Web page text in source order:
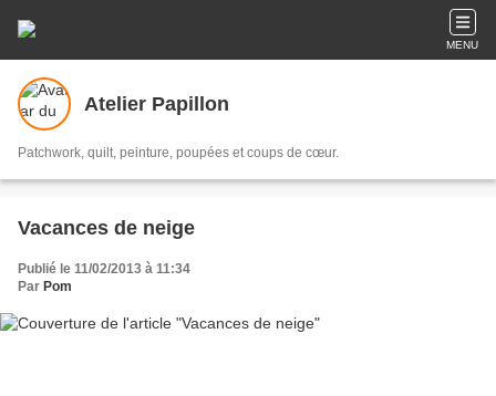
MENU
Atelier Papillon
Patchwork, quilt, peinture, poupées et coups de cœur.
Vacances de neige
Publié le 11/02/2013 à 11:34
Par Pom